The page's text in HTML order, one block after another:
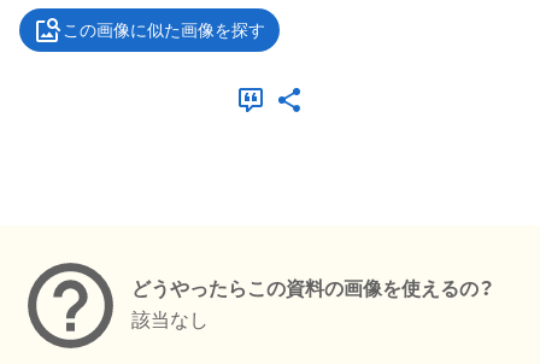
この画像に似た画像を探す
どうやったらこの資料の画像を使えるの？
該当なし